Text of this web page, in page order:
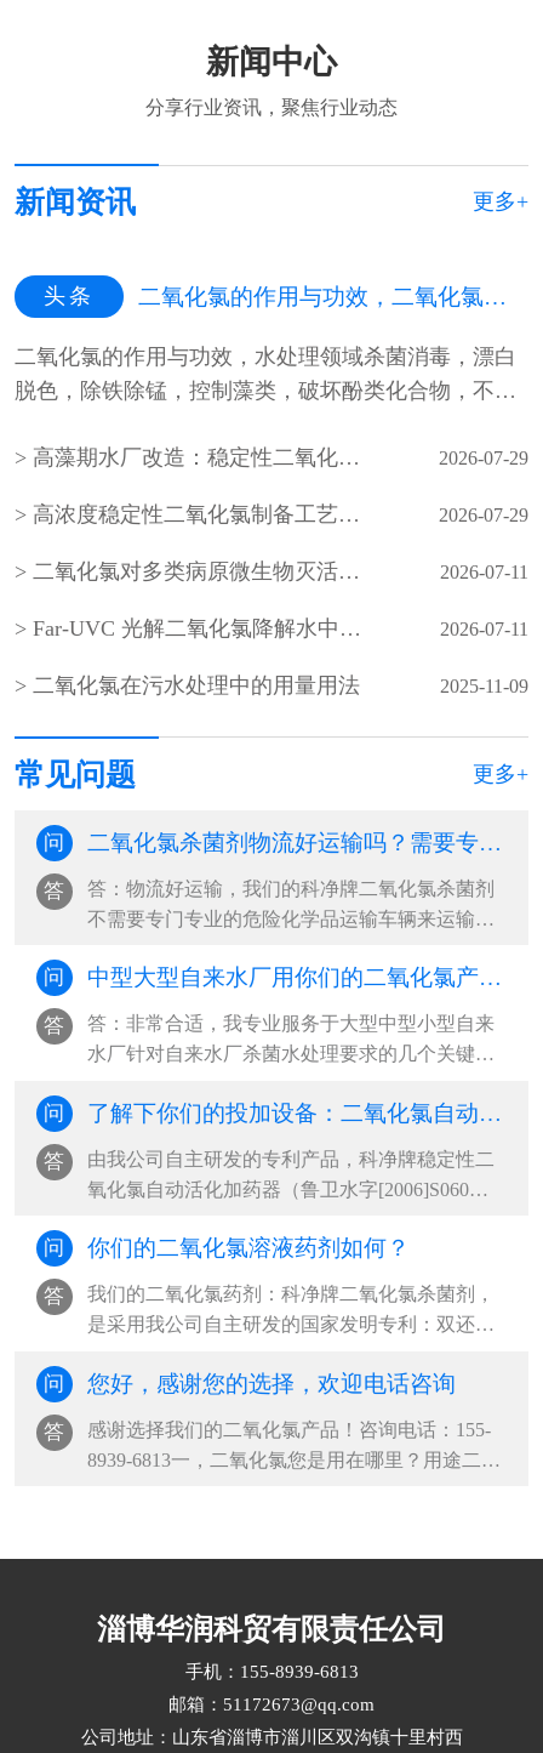
新闻中心
分享行业资讯，聚焦行业动态
新闻资讯 更多+
头条 二氧化氯的作用与功效，二氧化氯的作用与功效百科
二氧化氯的作用与功效，水处理领域杀菌消毒，漂白
脱色，除铁除锰，控制藻类，破坏酚类化合物，不生
高藻期水厂改造：稳定性二氧化氯预氧化工艺落地效果显著
2026-07-29
高浓度稳定性二氧化氯制备工艺及油田回注水应用研究 2026-07-29
二氧化氯对多类病原微生物灭活效能及水体生物膜剥离效果研究 2026-07-11
Far-UVC 光解二氧化氯降解水中微量有机污染物：光源筛选、氧化路径与消毒副产物风险评估 2026-07-11
二氧化氯在污水处理中的用量用法 2025-11-09
常见问题 更多+
问 二氧化氯杀菌剂物流好运输吗？需要专业的危化品运输车辆吗？
答
答：物流好运输，我们的科净牌二氧化氯杀菌剂
不需要专门专业的危险化学品运输车辆来运输。
问 中型大型自来水厂用你们的二氧化氯产品合适？
答
答：非常合适，我专业服务于大型中型小型自来
水厂针对自来水厂杀菌水处理要求的几个关键
问 了解下你们的投加设备：二氧化氯自动活化加药器
答
由我公司自主研发的专利产品，科净牌稳定性二
氧化氯自动活化加药器（鲁卫水字[2006]S060
问 你们的二氧化氯溶液药剂如何？
答
我们的二氧化氯药剂：科净牌二氧化氯杀菌剂，
是采用我公司自主研发的国家发明专利：双还原
问 您好，感谢您的选择，欢迎电话咨询
答
感谢选择我们的二氧化氯产品！咨询电话：155-
8939-6813一，二氧化氯您是用在哪里？用途二，
淄博华润科贸有限责任公司
手机：155-8939-6813
邮箱：51172673@qq.com
公司地址：山东省淄博市淄川区双沟镇十里村西